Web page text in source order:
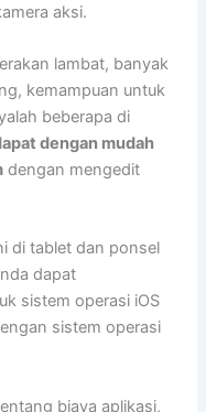
aksi.
lambat, banyak
kemampuan untuk
beberapa di
dengan mudah
dengan mengedit
di tablet dan ponsel
dapat
sistem operasi iOS
sistem operasi
biaya aplikasi,